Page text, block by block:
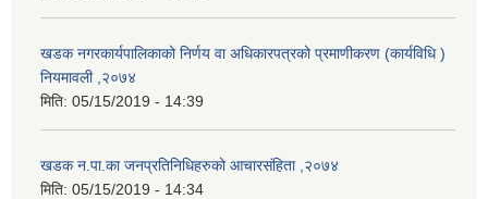
खडक नगरकार्यपालिकाको निर्णय वा अधिकारपत्रको प्रमाणीकरण (कार्यविधि )
नियमावली ,२०७४
मिति: 05/15/2019 - 14:39
खडक न.पा.का जनप्रतिनिधिहरुको आचारसंहिता ,२०७४
मिति: 05/15/2019 - 14:34